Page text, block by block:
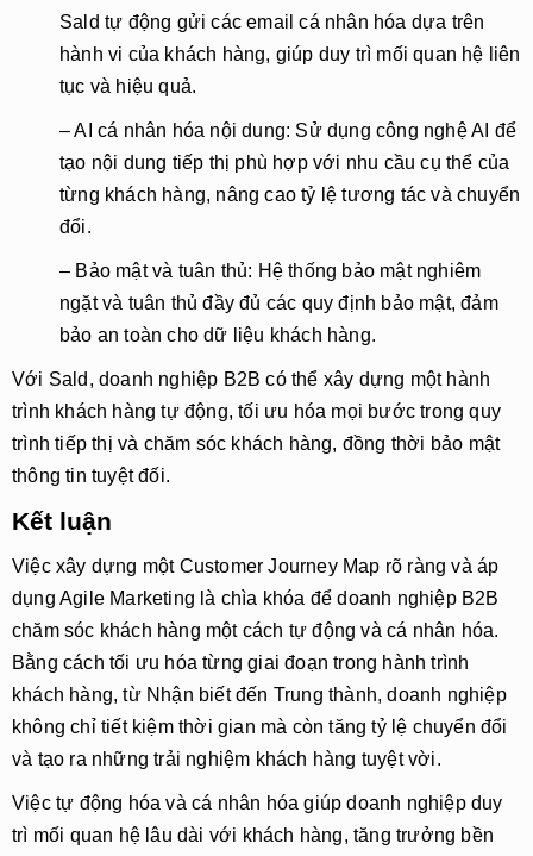
Sald tự động gửi các email cá nhân hóa dựa trên
hành vi của khách hàng, giúp duy trì mối quan hệ liên
tục và hiệu quả.
– AI cá nhân hóa nội dung: Sử dụng công nghệ AI để
tạo nội dung tiếp thị phù hợp với nhu cầu cụ thể của
từng khách hàng, nâng cao tỷ lệ tương tác và chuyển
đổi.
– Bảo mật và tuân thủ: Hệ thống bảo mật nghiêm
ngặt và tuân thủ đầy đủ các quy định bảo mật, đảm
bảo an toàn cho dữ liệu khách hàng.
Với Sald , doanh nghiệp B2B có thể xây dựng một hành
trình khách hàng tự động, tối ưu hóa mọi bước trong quy
trình tiếp thị và chăm sóc khách hàng, đồng thời bảo mật
thông tin tuyệt đối.
Kết luận
Việc xây dựng một Customer Journey Map rõ ràng và áp
dụng Agile Marketing là chìa khóa để doanh nghiệp B2B
chăm sóc khách hàng một cách tự động và cá nhân hóa.
Bằng cách tối ưu hóa từng giai đoạn trong hành trình
khách hàng, từ Nhận biếtđến Trung thành, doanh nghiệp
không chỉ tiết kiệm thời gian mà còn tăng tỷ lệ chuyển đổi
và tạo ra những trải nghiệm khách hàng tuyệt vời.
Việc tự động hóa và cá nhân hóa giúp doanh nghiệp duy
trì mối quan hệ lâu dài với khách hàng, tăng trưởng bền